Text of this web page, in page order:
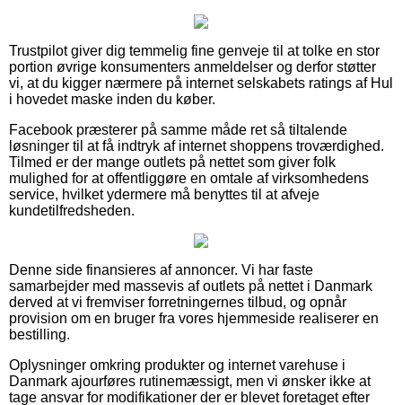
Trustpilot giver dig temmelig fine genveje til at tolke en stor
portion øvrige konsumenters anmeldelser og derfor støtter
vi, at du kigger nærmere på internet selskabets ratings af Hul
i hovedet maske inden du køber.
Facebook præsterer på samme måde ret så tiltalende
løsninger til at få indtryk af internet shoppens troværdighed.
Tilmed er der mange outlets på nettet som giver folk
mulighed for at offentliggøre en omtale af virksomhedens
service, hvilket ydermere må benyttes til at afveje
kundetilfredsheden.
Denne side finansieres af annoncer. Vi har faste
samarbejder med massevis af outlets på nettet i Danmark
derved at vi fremviser forretningernes tilbud, og opnår
provision om en bruger fra vores hjemmeside realiserer en
bestilling.
Oplysninger omkring produkter og internet varehuse i
Danmark ajourføres rutinemæssigt, men vi ønsker ikke at
tage ansvar for modifikationer der er blevet foretaget efter